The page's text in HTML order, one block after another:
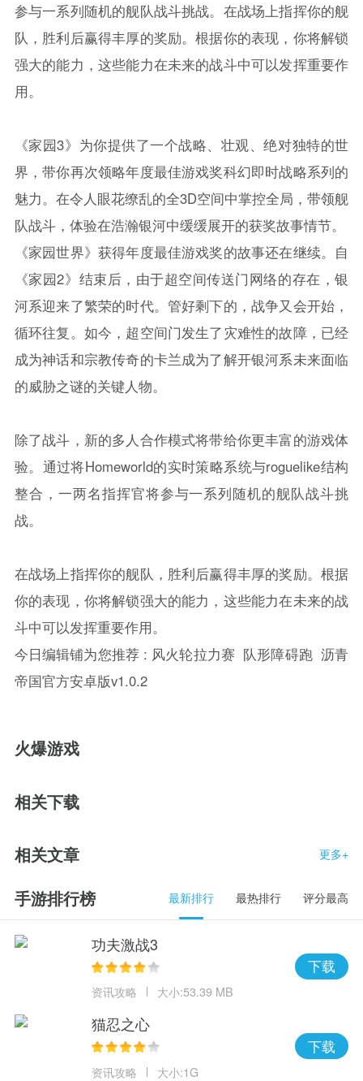
参与一系列随机的舰队战斗挑战。在战场上指挥你的舰
队，胜利后赢得丰厚的奖励。根据你的表现，你将解锁
强大的能力，这些能力在未来的战斗中可以发挥重要作
用。
《家园3》为你提供了一个战略、壮观、绝对独特的世
界，带你再次领略年度最佳游戏奖科幻即时战略系列的
魅力。在令人眼花缭乱的全3D空间中掌控全局，带领舰
队战斗，体验在浩瀚银河中缓缓展开的获奖故事情节。
《家园世界》获得年度最佳游戏奖的故事还在继续。自
《家园2》结束后，由于超空间传送门网络的存在，银
河系迎来了繁荣的时代。管好剩下的，战争又会开始，
循环往复。如今，超空间门发生了灾难性的故障，已经
成为神话和宗教传奇的卡兰成为了解开银河系未来面临
的威胁之谜的关键人物。
除了战斗，新的多人合作模式将带给你更丰富的游戏体
验。通过将Homeworld的实时策略系统与roguelike结构
整合，一两名指挥官将参与一系列随机的舰队战斗挑
战。
在战场上指挥你的舰队，胜利后赢得丰厚的奖励。根据
你的表现，你将解锁强大的能力，这些能力在未来的战
斗中可以发挥重要作用。
今日编辑铺为您推荐 : 风火轮拉力赛 队形障碍跑 沥青
帝国官方安卓版v1.0.2
火爆游戏
相关下载
相关文章 更多+
手游排行榜 最新排行 最热排行 评分最高
功夫激战3
资讯攻略 大小:53.39 MB
下载
猫忍之心
资讯攻略 大小:1G
下载